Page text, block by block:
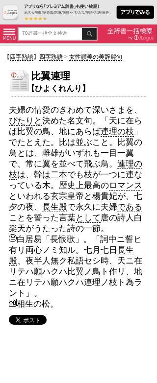
【 四字熟語】 四字熟語> 女性讃美の美辞麗句
比翼連理
【ひよくれんり】
夫婦の情愛のきわめて深いさまを、
ぴたりと決めた名文句。「天に在ら
ば比翼の鳥、地にあらば連理の枝 」
でたとえた。比は並ぶこと。比翼の
鳥とは、雌雄がいずれも一目一翼
で、常に翼を並べて飛ぶ鳥。 連理の
枝は、幹は二本でも枝が一つに連な
っている木。歴史上最高のロマンス
といわれる玄宗皇帝と楊貴妃が、七
夕の夜、 長生殿で永久に夫婦である
ことを誓った言葉として唐の詩人白
楽天がうたった詩の一節。
白居易「長恨歌」。「詞中ニ誓ヒ
有リ両心ノミ知ル。七月七日 長生
殿、夜半人無ク私語セシ時、天ニ在
リテハ願ハクハ比翼ノ鳥ト作リ、地
ニ在リテハ願ハクハ連理ノ枝ト為ラ
ント」。
相生の松。